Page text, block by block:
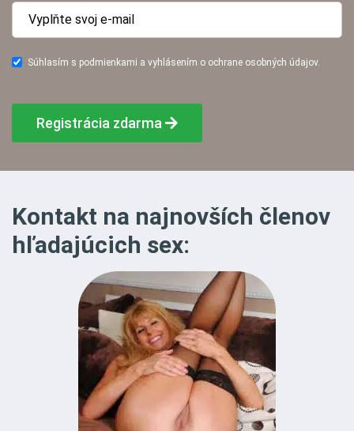
Súhlasím s podmienkami a vyhlásením o ochrane osobných údajov.
Registrácia zdarma
Kontakt na najnovších členov
hľadajúcich sex: